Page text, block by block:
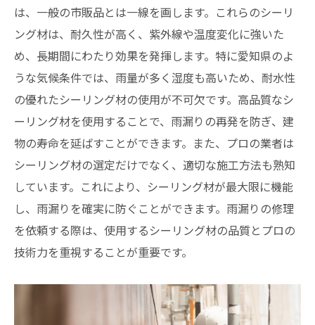
は、一般の市販品とは一線を画します。これらのシーリ
ング材は、耐久性が高く、紫外線や温度変化に強いた
め、長期間にわたり効果を発揮します。特に愛知県のよ
うな気候条件では、雨量が多く湿度も高いため、耐水性
の優れたシーリング材の使用が不可欠です。高品質なシ
ーリング材を使用することで、雨漏りの再発を防ぎ、建
物の寿命を延ばすことができます。また、プロの業者は
シーリング材の選定だけでなく、適切な施工方法も熟知
しています。これにより、シーリング材が最大限に機能
し、雨漏りを確実に防ぐことができます。雨漏りの修理
を依頼する際は、使用するシーリング材の品質とプロの
技術力を重視することが重要です。